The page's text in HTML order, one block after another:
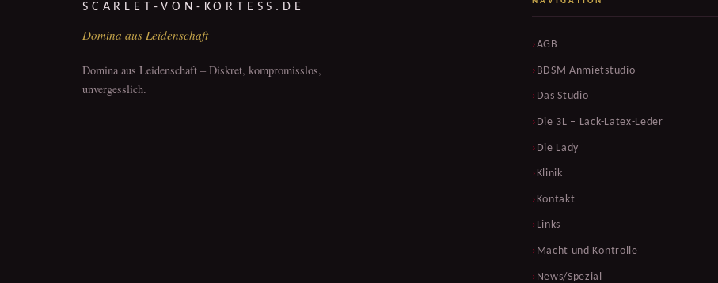
SCARLET-VON-KORTESS.DE
Domina aus Leidenschaft
Domina aus Leidenschaft – Diskret, kompromisslos,
unvergesslich.
AGB
BDSM Anmietstudio
Das Studio
Die 3L – Lack-Latex-Leder
Die Lady
Klinik
Kontakt
Links
Macht und Kontrolle
News/Spezial